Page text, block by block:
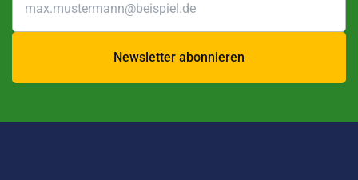
Newsletter abonnieren